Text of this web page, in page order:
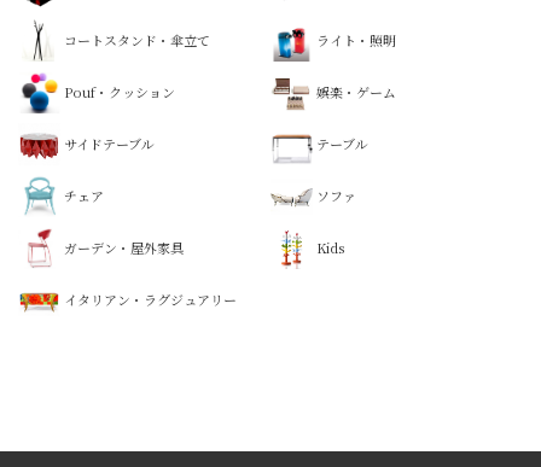
コートスタンド・傘立て ライト・照明
Pouf・クッション 娯楽・ゲーム
サイドテーブル テーブル
チェア ソファ
ガーデン・屋外家具 Kids
イタリアン・ラグジュアリー